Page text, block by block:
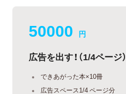
50000 円
広告を出す！（1/4ページ）
できあがった本×10冊
広告スペース1/4 ページ分